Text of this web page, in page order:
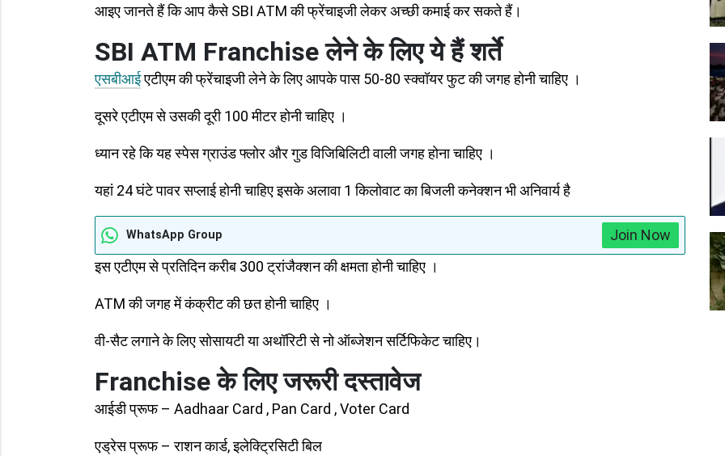
आइए जानते हैं कि आप कैसे SBI ATM की फ्रेंचाइजी लेकर अच्छी कमाई कर सकते हैं।
SBI ATM Franchise लेने के लिए ये हैं शर्ते
एसबीआईएटीएम की फ्रेंचाइजी लेने के लिए आपके पास 50-80 स्‍क्‍वॉयर फुट की जगह होनी चाहिए ।
दूसरे एटीएम से उसकी दूरी 100 मीटर होनी चाहिए ।
ध्यान रहे कि यह स्‍पेस ग्राउंड फ्लोर और गुड विजिबिलिटी वाली जगह होना चाहिए ।
यहां 24 घंटे पावर सप्‍लाई होनी चाहिए इसके अलावा 1 किलोवाट का बिजली कनेक्‍शन भी अनिवार्य है
WhatsApp Group
Join Now
इस एटीएम से प्रतिदिन करीब 300 ट्रांजैक्‍शन की क्षमता होनी चाहिए ।
ATM की जगह में कंक्रीट की छत होनी चाहिए ।
वी-सैट लगाने के लिए सोसायटी या अथॉरिटी से नो ऑब्‍जेशन सर्टिफिकेट चाहिए।
Franchise के लिए जरूरी दस्तावेज
आईडी प्रूफ – Aadhaar Card , Pan Card , Voter Card
एड्रेस प्रूफ – राशन कार्ड, इलेक्ट्रिसिटी बिल